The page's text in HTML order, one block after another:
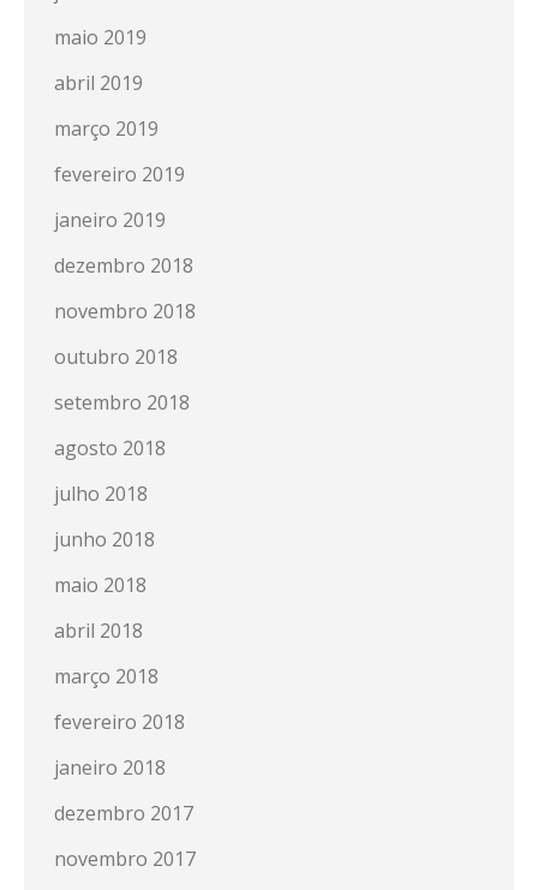
maio 2019
abril 2019
março 2019
fevereiro 2019
janeiro 2019
dezembro 2018
novembro 2018
outubro 2018
setembro 2018
agosto 2018
julho 2018
junho 2018
maio 2018
abril 2018
março 2018
fevereiro 2018
janeiro 2018
dezembro 2017
novembro 2017